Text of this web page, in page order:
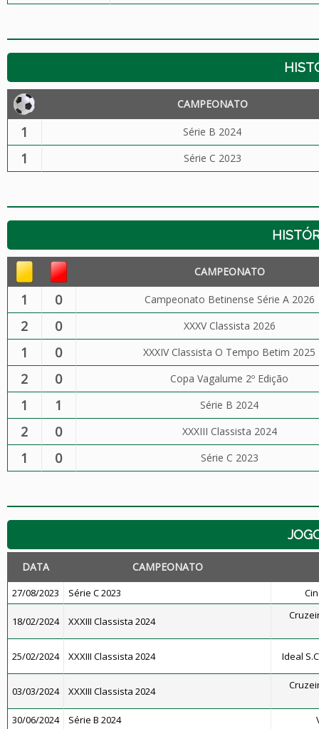
CAMPEONATO
1 Série B 2024
1 Série C 2023
CAMPEONATO
1 0 Campeonato Betinense Série A 2026
2 0 XXXV Classista 2026
1 0 XXXIV Classista O Tempo Betim 2025
2 0 Copa Vagalume 2º Edição
1 1 Série B 2024
2 0 XXXIII Classista 2024
1 0 Série C 2023
DATA CAMPEONATO
27/08/2023 Série C 2023
18/02/2024 XXXIII Classista 2024
25/02/2024 XXXIII Classista 2024 Ideal
03/03/2024 XXXIII Classista 2024
30/06/2024 Série B 2024